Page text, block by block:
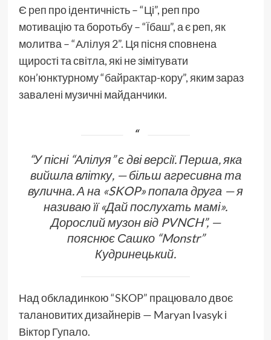
Є реп про ідентичність – “Ці”, реп про
мотивацію та боротьбу – “Їбаш”, а є реп, як
молитва – “Алілуя 2”. Ця пісня сповнена
щирості та світла, які не зімітувати
кон’юнктурному “байрактар-кору”, яким зараз
завалені музичні майданчики.
“У пісні “Алілуя” є дві версії. Перша, яка
вийшла влітку, — більш агресивна та
вулична. А на «SKOP» попала друга — я
називаю її «Дай послухать мамі».
Дорослий музон від PVNCH”, —
пояснює Сашко “Monstr”
Кудринецький.
Над обкладинкою“SKOP” працювало двоє
талановитих дизайнерів — Maryan Ivasyk і
Віктор Гупало.